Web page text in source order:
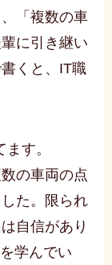
「複数の車
に引き継い
くと、IT職
す。
の車両の点
た。限られ
自信があり
学んでい